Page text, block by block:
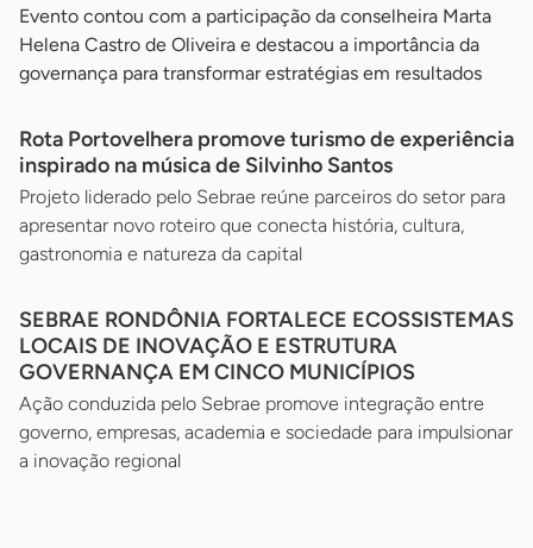
Evento contou com a participação da conselheira Marta
Helena Castro de Oliveira e destacou a importância da
governança para transformar estratégias em resultados
Rota Portovelhera promove turismo de experiência
inspirado na música de Silvinho Santos
Projeto liderado pelo Sebrae reúne parceiros do setor para
apresentar novo roteiro que conecta história, cultura,
gastronomia e natureza da capital
SEBRAE RONDÔNIA FORTALECE ECOSSISTEMAS
LOCAIS DE INOVAÇÃO E ESTRUTURA
GOVERNANÇA EM CINCO MUNICÍPIOS
Ação conduzida pelo Sebrae promove integração entre
governo, empresas, academia e sociedade para impulsionar
a inovação regional